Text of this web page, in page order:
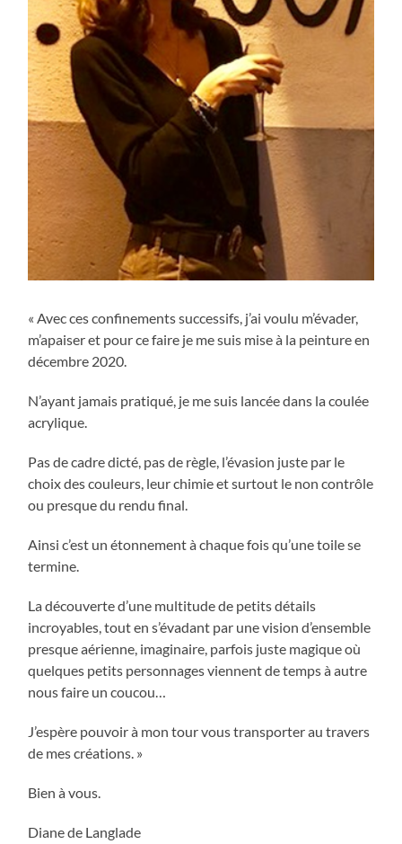
« Avec ces confinements successifs, j’ai voulu m’évader,
m’apaiser et pour ce faire je me suis mise à la peinture en
décembre 2020.
N’ayant jamais pratiqué, je me suis lancée dans la coulée
acrylique.
Pas de cadre dicté, pas de règle, l’évasion juste par le
choix des couleurs, leur chimie et surtout le non contrôle
ou presque du rendu final.
Ainsi c’est un étonnement à chaque fois qu’une toile se
termine.
La découverte d’une multitude de petits détails
incroyables, tout en s’évadant par une vision d’ensemble
presque aérienne, imaginaire, parfois juste magique où
quelques petits personnages viennent de temps à autre
nous faire un coucou…
J’espère pouvoir à mon tour vous transporter au travers
de mes créations. »
Bien à vous.
Diane de Langlade